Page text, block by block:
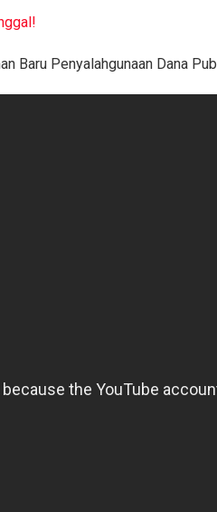
Baru Penyalahgunaan Dana